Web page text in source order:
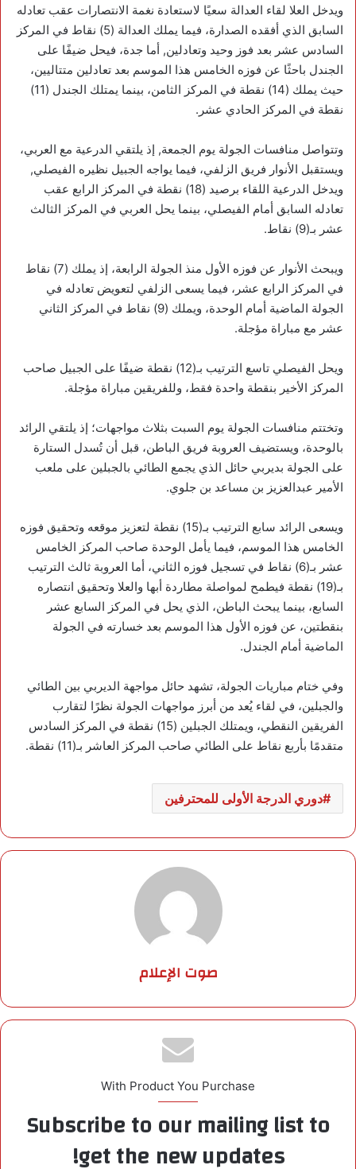
ويدخل العلا لقاء العدالة سعيًا لاستعادة نغمة الانتصارات عقب تعادله
السابق الذي أفقده الصدارة، فيما يملك العدالة (5) نقاط في المركز
السادس عشر بعد فوز وحيد وتعادلين, أما جدة، فيحل ضيفًا على
الجندل باحثًا عن فوزه الخامس هذا الموسم بعد تعادلين متتاليين،
حيث يملك (14) نقطة في المركز الثامن، بينما يمتلك الجندل (11)
نقطة في المركز الحادي عشر.
وتتواصل منافسات الجولة يوم الجمعة, إذ يلتقي الدرعية مع العربي،
ويستقبل الأنوار فريق الزلفي، فيما يواجه الجبيل نظيره الفيصلي,
ويدخل الدرعية اللقاء برصيد (18) نقطة في المركز الرابع عقب
تعادله السابق أمام الفيصلي، بينما يحل العربي في المركز الثالث
عشر بـ(9) نقاط.
ويبحث الأنوار عن فوزه الأول منذ الجولة الرابعة، إذ يملك (7) نقاط
في المركز الرابع عشر، فيما يسعى الزلفي لتعويض تعادله في
الجولة الماضية أمام الوحدة، ويملك (9) نقاط في المركز الثاني
عشر مع مباراة مؤجلة.
ويحل الفيصلي تاسع الترتيب بـ(12) نقطة ضيفًا على الجبيل صاحب
المركز الأخير بنقطة واحدة فقط، وللفريقين مباراة مؤجلة.
وتختتم منافسات الجولة يوم السبت بثلاث مواجهات؛ إذ يلتقي الرائد
بالوحدة، ويستضيف العروبة فريق الباطن، قبل أن تُسدل الستارة
على الجولة بديربي حائل الذي يجمع الطائي بالجبلين على ملعب
الأمير عبدالعزيز بن مساعد بن جلوي.
ويسعى الرائد سابع الترتيب بـ(15) نقطة لتعزيز موقعه وتحقيق فوزه
الخامس هذا الموسم، فيما يأمل الوحدة صاحب المركز الخامس
عشر بـ(6) نقاط في تسجيل فوزه الثاني، أما العروبة ثالث الترتيب
بـ(19) نقطة فيطمح لمواصلة مطاردة أبها والعلا وتحقيق انتصاره
السابع، بينما يبحث الباطن، الذي يحل في المركز السابع عشر
بنقطتين، عن فوزه الأول هذا الموسم بعد خسارته في الجولة
الماضية أمام الجندل.
وفي ختام مباريات الجولة، تشهد حائل مواجهة الديربي بين الطائي
والجبلين، في لقاء يُعد من أبرز مواجهات الجولة نظرًا لتقارب
الفريقين النقطي، ويمتلك الجبلين (15) نقطة في المركز السادس
متقدمًا بأربع نقاط على الطائي صاحب المركز العاشر بـ(11) نقطة.
دوري الدرجة الأولى للمحترفين
صوت الإعلام
With Product You Purchase
Subscribe to our mailing list to
get the new updates!